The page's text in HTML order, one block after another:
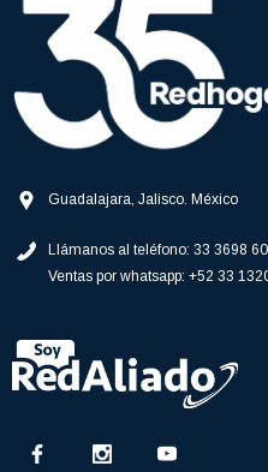
Guadalajara, Jalisco. México
Llámanos al teléfono: 33 3698
Ventas por whatsapp: +52 33